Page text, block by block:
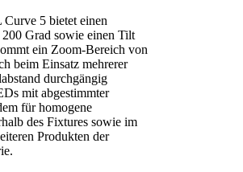
5 bietet einen
Grad sowie einen Tilt
ein Zoom-Bereich von
beim Einsatz mehrerer
durchgängig
mit abgestimmter
für homogene
des Fixtures sowie im
Produkten der